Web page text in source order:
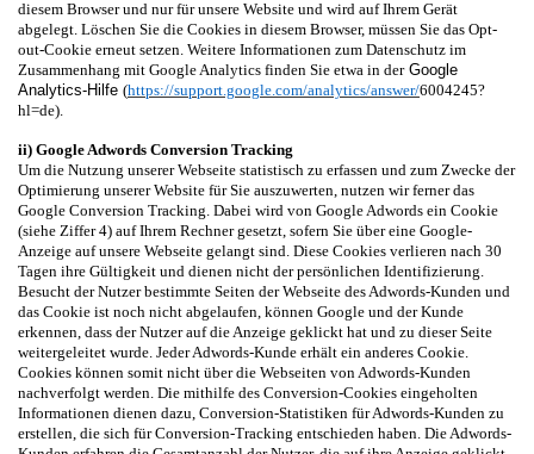
diesem Browser und nur für unsere Website und wird auf Ihrem Gerät
abgelegt. Löschen Sie die Cookies in diesem Browser, müssen Sie das Opt-
out-Cookie erneut setzen. Weitere Informationen zum Datenschutz im
Zusammenhang mit Google Analytics finden Sie etwa in der Google
Analytics-Hilfe (https://support.google.com/analytics/answer/6004245?
hl=de).
ii) Google Adwords Conversion Tracking
Um die Nutzung unserer Webseite statistisch zu erfassen und zum Zwecke der
Optimierung unserer Website für Sie auszuwerten, nutzen wir ferner das
Google Conversion Tracking. Dabei wird von Google Adwords ein Cookie
(siehe Ziffer 4) auf Ihrem Rechner gesetzt, sofern Sie über eine Google-
Anzeige auf unsere Webseite gelangt sind. Diese Cookies verlieren nach 30
Tagen ihre Gültigkeit und dienen nicht der persönlichen Identifizierung.
Besucht der Nutzer bestimmte Seiten der Webseite des Adwords-Kunden und
das Cookie ist noch nicht abgelaufen, können Google und der Kunde
erkennen, dass der Nutzer auf die Anzeige geklickt hat und zu dieser Seite
weitergeleitet wurde. Jeder Adwords-Kunde erhält ein anderes Cookie.
Cookies können somit nicht über die Webseiten von Adwords-Kunden
nachverfolgt werden. Die mithilfe des Conversion-Cookies eingeholten
Informationen dienen dazu, Conversion-Statistiken für Adwords-Kunden zu
erstellen, die sich für Conversion-Tracking entschieden haben. Die Adwords-